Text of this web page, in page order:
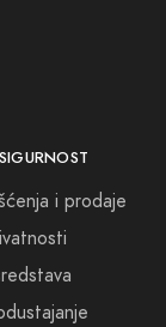
i prodaje